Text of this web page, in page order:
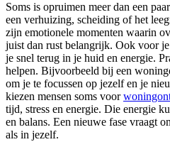
Soms is opruimen meer dan een
een verhuizing, scheiding of het
zijn emotionele momenten waarin
juist dan rust belangrijk. Ook voor
je snel terug in je huid en energie.
helpen. Bijvoorbeeld bij een
om je te focussen op jezelf en je
kiezen mensen soms voor
tijd, stress en energie. Die energie
en balans. Een nieuwe fase vraagt
als in jezelf.